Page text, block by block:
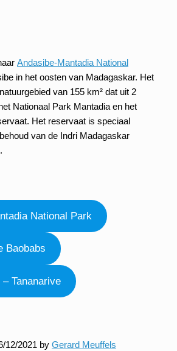
Andasibe-Mantadia National
in het oosten van Madagaskar. Het
van 155 km² dat uit 2
Nationaal Park Mantadia en het
Het reservaat is speciaal
van de Indri Madagaskar
National Park
Baobabs
Tananarive
12/2021 by Gerard Meuffels